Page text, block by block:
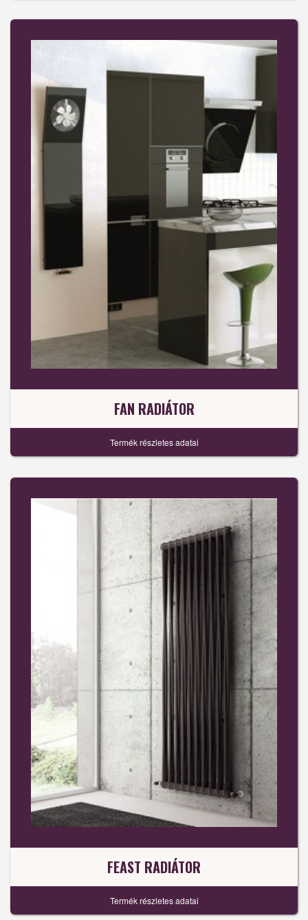
FAN RADIÁTOR
Termék részletes adatai
FEAST RADIÁTOR
Termék részletes adatai